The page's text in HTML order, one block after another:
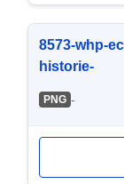
8573-whp-
historie-
PNG -